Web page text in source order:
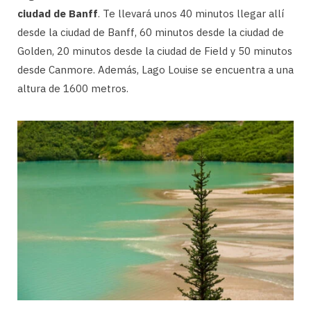
ciudad de Banff. Te llevará unos 40 minutos llegar allí
desde la ciudad de Banff, 60 minutos desde la ciudad de
Golden, 20 minutos desde la ciudad de Field y 50 minutos
desde Canmore. Además, Lago Louise se encuentra a una
altura de 1600 metros.